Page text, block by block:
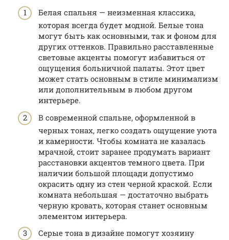
Белая спальня — неизменная классика,
которая всегда будет модной. Белые тона
могут быть как основными, так и фоном для
других оттенков. Правильно расставленные
световые акценты помогут избавиться от
ощущения больничной палаты. Этот цвет
может стать основным в стиле минимализм
или дополнительным в любом другом
интерьере.
В современной спальне, оформленной в
черных тонах, легко создать ощущение уюта
и камерности. Чтобы комната не казалась
мрачной, стоит заранее продумать вариант
расстановки акцентов темного цвета. При
наличии большой площади допустимо
окрасить одну из стен черной краской. Если
комната небольшая — достаточно выбрать
черную кровать, которая станет основным
элементом интерьера.
Серые тона в дизайне помогут хозяину